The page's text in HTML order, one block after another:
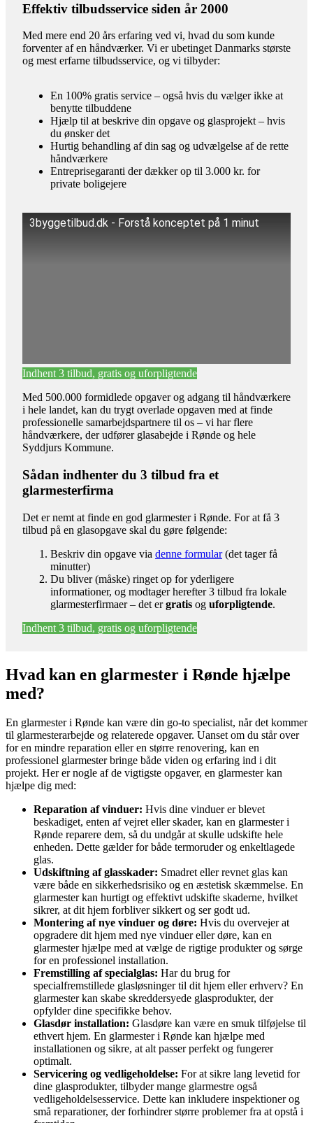
Effektiv tilbudsservice siden år 2000
Med mere end 20 års erfaring ved vi, hvad du som kunde
forventer af en håndværker. Vi er ubetinget Danmarks største
og mest erfarne tilbudsservice, og vi tilbyder:
En 100% gratis service – også hvis du vælger ikke at
benytte tilbuddene
Hjælp til at beskrive din opgave og glasprojekt – hvis
du ønsker det
Hurtig behandling af din sag og udvælgelse af de rette
håndværkere
Entreprisegaranti der dækker op til 3.000 kr. for
private boligejere
3byggetilbud.dk - Forstå konceptet på 1 minut
Indhent 3 tilbud, gratis og uforpligtende
Med 500.000 formidlede opgaver og adgang til håndværkere
i hele landet, kan du trygt overlade opgaven med at finde
professionelle samarbejdspartnere til os – vi har flere
håndværkere, der udfører glasabejde i Rønde og hele
Syddjurs Kommune.
Sådan indhenter du 3 tilbud fra et
glarmesterfirma
Det er nemt at finde en god glarmester i Rønde. For at få 3
tilbud på en glasopgave skal du gøre følgende:
Beskriv din opgave via denne formular(det tager få
minutter)
Du bliver (måske) ringet op for yderligere
informationer, og modtager herefter 3 tilbud fra lokale
glarmesterfirmaer – det ergratis og uforpligtende.
Indhent 3 tilbud, gratis og uforpligtende
Hvad kan en glarmester i Rønde hjælpe
med?
En glarmester i Rønde kan være din go-to specialist, når det kommer
til glarmesterarbejde og relaterede opgaver. Uanset om du står over
for en mindre reparation eller en større renovering, kan en
professionel glarmester bringe både viden og erfaring ind i dit
projekt. Her er nogle af de vigtigste opgaver, en glarmester kan
hjælpe dig med:
Reparation af vinduer: Hvis dine vinduer er blevet
beskadiget, enten af vejret eller skader, kan en glarmester i
Rønde reparere dem, så du undgår at skulle udskifte hele
enheden. Dette gælder for både termoruder og enkeltlagede
glas.
Udskiftning af glasskader: Smadret eller revnet glas kan
være både en sikkerhedsrisiko og en æstetisk skæmmelse. En
glarmester kan hurtigt og effektivt udskifte skaderne, hvilket
sikrer, at dit hjem forbliver sikkert og ser godt ud.
Montering af nye vinduer og døre: Hvis du overvejer at
opgradere dit hjem med nye vinduer eller døre, kan en
glarmester hjælpe med at vælge de rigtige produkter og sørge
for en professionel installation.
Fremstilling af specialglas: Har du brug for
specialfremstillede glasløsninger til dit hjem eller erhverv? En
glarmester kan skabe skreddersyede glasprodukter, der
opfylder dine specifikke behov.
Glasdør installation: Glasdøre kan være en smuk tilføjelse til
ethvert hjem. En glarmester i Rønde kan hjælpe med
installationen og sikre, at alt passer perfekt og fungerer
optimalt.
Servicering og vedligeholdelse: For at sikre lang levetid for
dine glasprodukter, tilbyder mange glarmestre også
vedligeholdelsesservice. Dette kan inkludere inspektioner og
små reparationer, der forhindrer større problemer fra at opstå i